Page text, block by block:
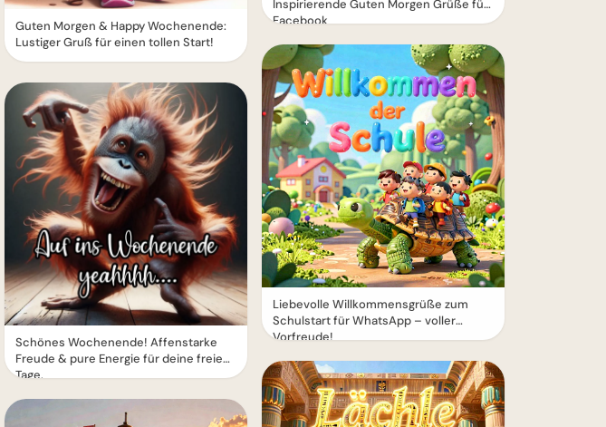
Guten Morgen & Happy Wochenende:
Lustiger Gruß für einen tollen Start!
Schönes Wochenende! Affenstarke
Freude & pure Energie für deine freien
Tage.
Inspirierende Guten Morgen Grüße für
Facebook
Liebevolle Willkommensgrüße zum
Schulstart für WhatsApp – voller
Vorfreude!